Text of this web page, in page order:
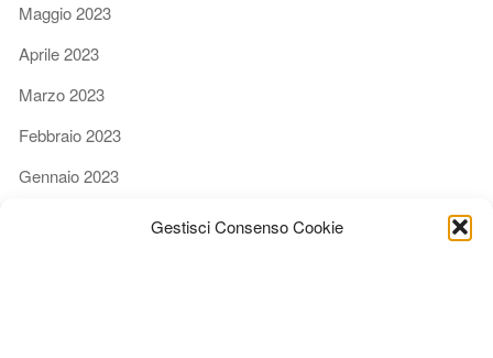
Gestisci Consenso Cookie
Maggio 2023
Aprile 2023
Marzo 2023
Febbraio 2023
Gennaio 2023